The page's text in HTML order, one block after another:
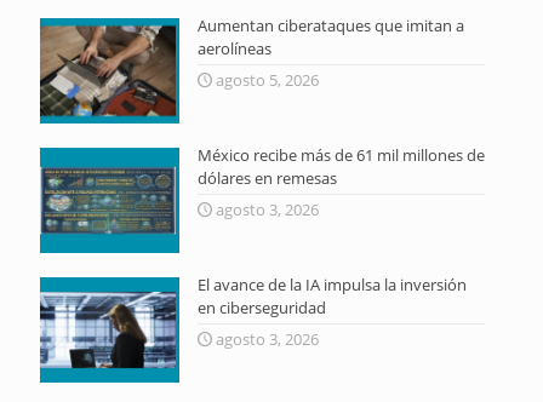
Aumentan ciberataques que imitan a
aerolíneas
agosto 5, 2026
México recibe más de 61 mil millones de
dólares en remesas
agosto 3, 2026
El avance de la IA impulsa la inversión
en ciberseguridad
agosto 3, 2026